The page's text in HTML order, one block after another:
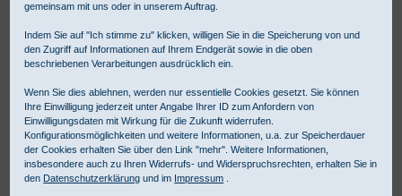
gemeinsam mit uns oder in unserem Auftrag.
Indem Sie auf "Ich stimme zu" klicken, willigen Sie in die Speicherung von und
den Zugriff auf Informationen auf Ihrem Endgerät sowie in die oben
beschriebenen Verarbeitungen ausdrücklich ein.
Wenn Sie dies ablehnen, werden nur essentielle Cookies gesetzt. Sie können
Ihre Einwilligung jederzeit unter Angabe Ihrer ID zum Anfordern von
Einwilligungsdaten mit Wirkung für die Zukunft widerrufen.
Konfigurationsmöglichkeiten und weitere Informationen, u.a. zur Speicherdauer
der Cookies erhalten Sie über den Link "mehr". Weitere Informationen,
insbesondere auch zu Ihren Widerrufs- und Widerspruchsrechten, erhalten Sie in
den Datenschutzerklärung und im Impressum